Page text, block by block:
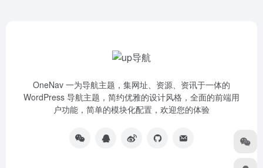
OneNav 一为导航主题，集网址、资源、资讯于一体的
WordPress 导航主题，简约优雅的设计风格，全面的前端用
户功能，简单的模块化配置，欢迎您的体验